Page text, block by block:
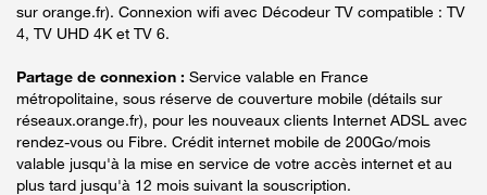
sur orange.fr). Connexion wifi avec Décodeur TV compatible : TV
4, TV UHD 4K et TV 6.
Partage de connexion : Service valable en France
métropolitaine, sous réserve de couverture mobile (détails sur
réseaux.orange.fr), pour les nouveaux clients Internet ADSL avec
rendez-vous ou Fibre. Crédit internet mobile de 200Go/mois
valable jusqu'à la mise en service de votre accès internet et au
plus tard jusqu'à 12 mois suivant la souscription.